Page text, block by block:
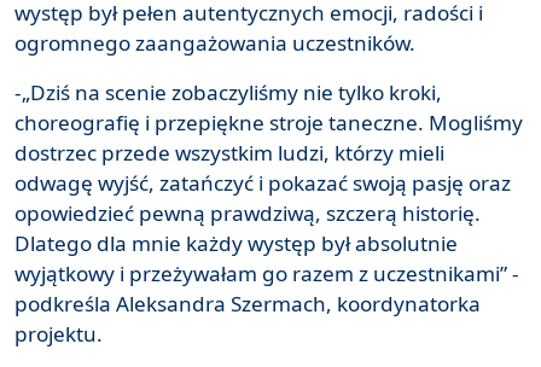
występ był pełen autentycznych emocji, radości i
ogromnego zaangażowania uczestników.
-„Dziś na scenie zobaczyliśmy nie tylko kroki,
choreografię i przepiękne stroje taneczne. Mogliśmy
dostrzec przede wszystkim ludzi, którzy mieli
odwagę wyjść, zatańczyć i pokazać swoją pasję oraz
opowiedzieć pewną prawdziwą, szczerą historię.
Dlatego dla mnie każdy występ był absolutnie
wyjątkowy i przeżywałam go razem z uczestnikami” -
podkreśla Aleksandra Szermach, koordynatorka
projektu.